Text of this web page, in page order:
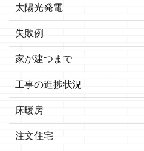
太陽光発電
失敗例
家が建つまで
工事の進捗状況
床暖房
注文住宅